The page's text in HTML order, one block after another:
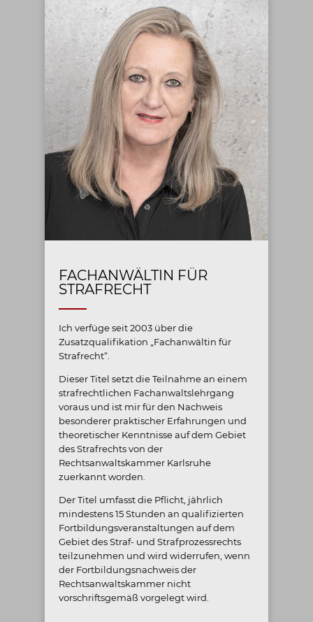
FACHANWÄLTIN FÜR
STRAFRECHT
Ich verfüge seit 2003 über die
Zusatzqualifikation „Fachanwältin für
Strafrecht“.
Dieser Titel setzt die Teilnahme an einem
strafrechtlichen Fachanwaltslehrgang
voraus und ist mir für den Nachweis
besonderer praktischer Erfahrungen und
theoretischer Kenntnisse auf dem Gebiet
des Strafrechts von der
Rechtsanwaltskammer Karlsruhe
zuerkannt worden.
Der Titel umfasst die Pflicht, jährlich
mindestens 15 Stunden an qualifizierten
Fortbildungsveranstaltungen auf dem
Gebiet des Straf- und Strafprozessrechts
teilzunehmen und wird widerrufen, wenn
der Fortbildungsnachweis der
Rechtsanwaltskammer nicht
vorschriftsgemäß vorgelegt wird.